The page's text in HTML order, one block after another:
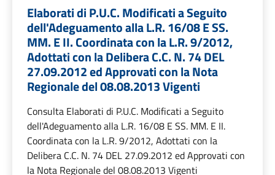
Elaborati di P.U.C. Modificati a Seguito
dell'Adeguamento alla L.R. 16/08 E SS.
MM. E II. Coordinata con la L.R. 9/2012,
Adottati con la Delibera C.C. N. 74 DEL
27.09.2012 ed Approvati con la Nota
Regionale del 08.08.2013 Vigenti
Consulta Elaborati di P.U.C. Modificati a Seguito
dell'Adeguamento alla L.R. 16/08 E SS. MM. E II.
Coordinata con la L.R. 9/2012, Adottati con la
Delibera C.C. N. 74 DEL 27.09.2012 ed Approvati con
la Nota Regionale del 08.08.2013 Vigenti